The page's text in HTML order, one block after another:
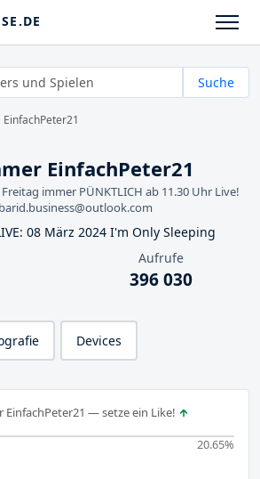
Suche
EinfachPeter21
EinfachPeter21
immer PÜNKTLICH ab 11.30 Uhr Live!
08 März 2024 I'm Only Sleeping
Aufrufe
396 030
Devices
— setze ein Like!
20.65%